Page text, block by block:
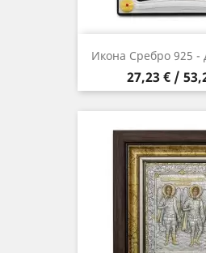
Икона Сребро 925 -
Цена
27,23 € /